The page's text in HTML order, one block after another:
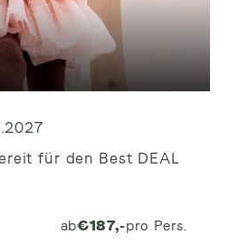
für den Best DEAL
ab€187,-pro Pers.